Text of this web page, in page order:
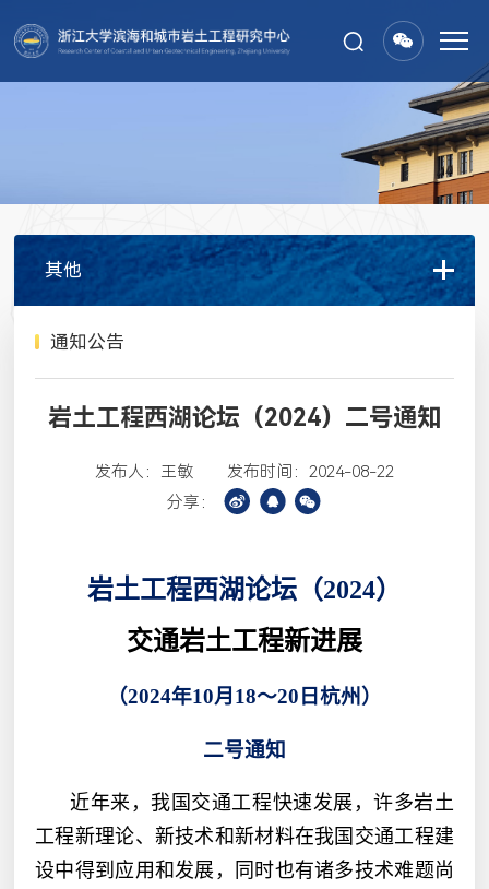
其他
通知公告
岩土工程西湖论坛（2024）二号通知
发布人：王敏
发布时间：2024-08-22
分享：
岩土工程西湖论坛（2024）
交通岩土工程新进展
（2024年10月 18～20 日杭州）
二号通知
近年来，我国交通工程快速发展，许多岩土
工程新理论、新技术和新材料在我国交通工程建
设中得到应用和发展，同时也有诸多技术难题尚